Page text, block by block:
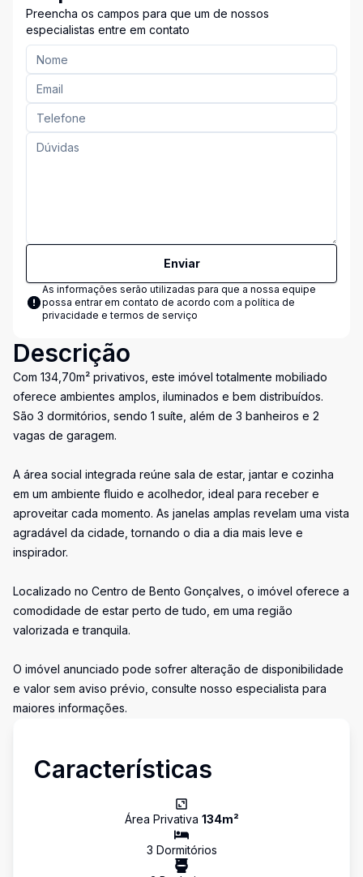
Preencha os campos para que um de nossos
especialistas entre em contato
Enviar
As informações serão utilizadas para que a nossa equipe
possa entrar em contato de acordo com a política de
privacidade e termos de serviço
Descrição
Com 134,70m² privativos, este imóvel totalmente mobiliado
oferece ambientes amplos, iluminados e bem distribuídos.
São 3 dormitórios, sendo 1 suíte, além de 3 banheiros e 2
vagas de garagem.
A área social integrada reúne sala de estar, jantar e cozinha
em um ambiente fluido e acolhedor, ideal para receber e
aproveitar cada momento. As janelas amplas revelam uma vista
agradável da cidade, tornando o dia a dia mais leve e
inspirador.
Localizado no Centro de Bento Gonçalves, o imóvel oferece a
comodidade de estar perto de tudo, em uma região
valorizada e tranquila.
O imóvel anunciado pode sofrer alteração de disponibilidade
e valor sem aviso prévio, consulte nosso especialista para
maiores informações.
Características
Área Privativa 134m²
3 Dormitórios